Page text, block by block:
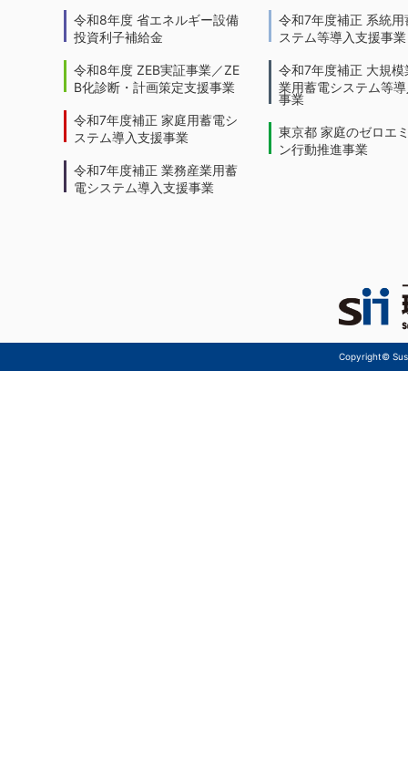
令和8年度 省エネルギー設備
投資利子補給金
令和8年度 ZEB実証事業／ZE
B化診断・計画策定支援事業
令和7年度補正 家庭用蓄電シ
ステム導入支援事業
令和7年度補正 業務産業用蓄
電システム導入支援事業
令和7年度補正 系統用
ステム等導入支援事業
令和7年度補正 大規模
業用蓄電システム等
事業
東京都 家庭のゼロエ
ン行動推進事業
Copyright©